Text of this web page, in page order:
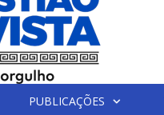
PUBLICAÇÕES